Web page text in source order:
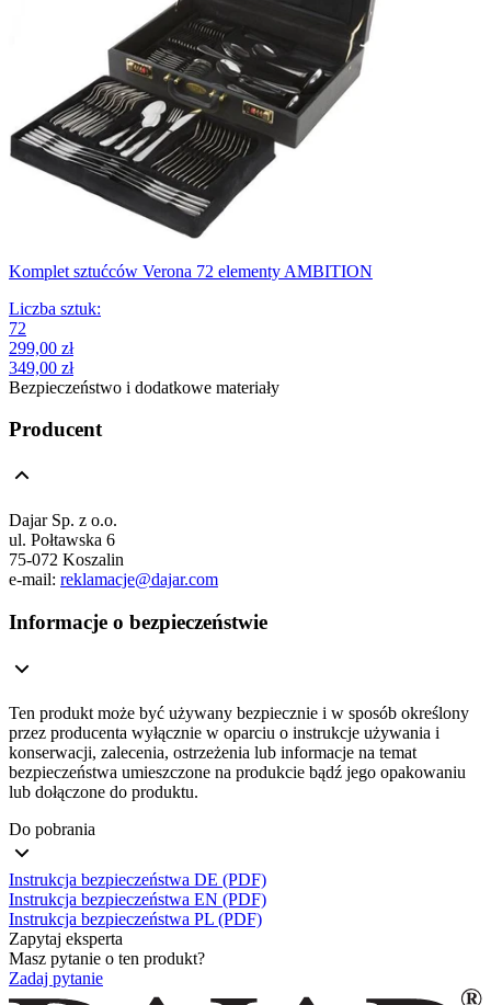
Komplet sztućców Verona 72 elementy AMBITION
Liczba sztuk:
72
299,00 zł
349,00 zł
Bezpieczeństwo i dodatkowe materiały
Producent
Dajar Sp. z o.o.
ul. Połtawska 6
75-072 Koszalin
e-mail: reklamacje@dajar.com
Informacje o bezpieczeństwie
Ten produkt może być używany bezpiecznie i w sposób określony
przez producenta wyłącznie w oparciu o instrukcje używania i
konserwacji, zalecenia, ostrzeżenia lub informacje na temat
bezpieczeństwa umieszczone na produkcie bądź jego opakowaniu
lub dołączone do produktu.
Do pobrania
Instrukcja bezpieczeństwa DE (PDF)
Instrukcja bezpieczeństwa EN (PDF)
Instrukcja bezpieczeństwa PL (PDF)
Zapytaj eksperta
Masz pytanie o ten produkt?
Zadaj pytanie